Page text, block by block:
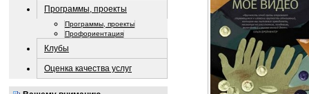
Программы, проекты
Программы, проекты
Профориентация
Клубы
Оценка качества услуг